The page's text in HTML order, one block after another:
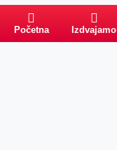
Početna Izdvajamo